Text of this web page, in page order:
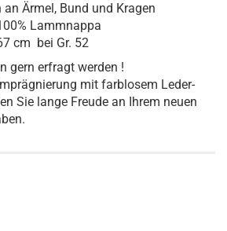
Ärmel, Bund und Kragen
Lammnappa
cm bei Gr. 52
gern erfragt werden !
mit farblosem Leder-
Sie lange Freude an Ihrem neuen